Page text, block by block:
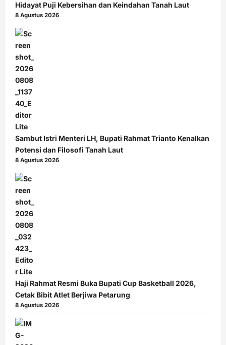
Hidayat Puji Kebersihan dan Keindahan Tanah Laut
8 Agustus 2026
Sambut Istri Menteri LH, Bupati Rahmat Trianto Kenalkan
Potensi dan Filosofi Tanah Laut
8 Agustus 2026
Haji Rahmat Resmi Buka Bupati Cup Basketball 2026,
Cetak Bibit Atlet Berjiwa Petarung
8 Agustus 2026